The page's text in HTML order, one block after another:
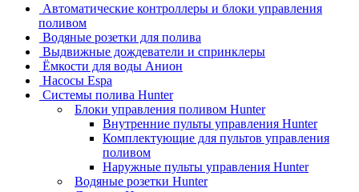
Автоматические контроллеры и блоки управления
поливом
Водяные розетки для полива
Выдвижные дождеватели и спринклеры
Ёмкости для воды Анион
Насосы Espa
Системы полива Hunter
Блоки управления поливом Hunter
Внутренние пульты управления Hunter
Комплектующие для пультов управления
поливом
Наружные пульты управления Hunter
Водяные розетки Hunter